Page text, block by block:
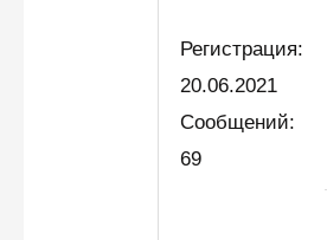
Регистрация:
20.06.2021
Сообщений:
69